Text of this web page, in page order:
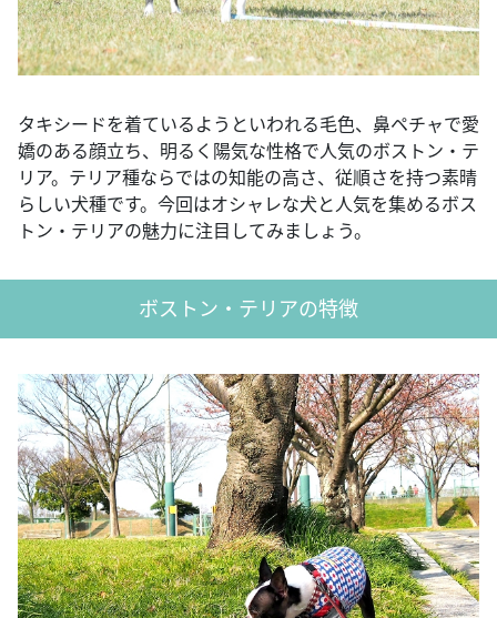
タキシードを着ているようといわれる毛色、鼻ペチャで愛
嬌のある顔立ち、明るく陽気な性格で人気のボストン・テ
リア。テリア種ならではの知能の高さ、従順さを持つ素晴
らしい犬種です。今回はオシャレな犬と人気を集めるボス
トン・テリアの魅力に注目してみましょう。
ボストン・テリアの特徴